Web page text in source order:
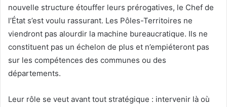
nouvelle structure étouffer leurs prérogatives, le Chef de
l’État s’est voulu rassurant. Les Pôles-Territoires ne
viendront pas alourdir la machine bureaucratique. Ils ne
constituent pas un échelon de plus et n’empiéteront pas
sur les compétences des communes ou des
départements.
Leur rôle se veut avant tout stratégique : intervenir là où